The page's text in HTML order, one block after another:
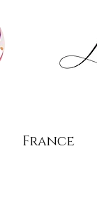
France